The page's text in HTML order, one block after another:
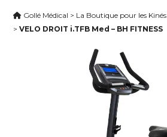
Gollé Médical > La Boutique pour les Kinés
>VELO DROIT i.TFB Med – BH FITNESS